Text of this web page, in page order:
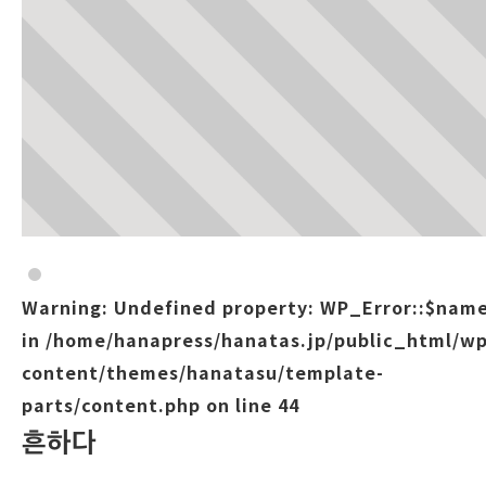
Warning: Undefined property:
in /home/hanapress/hanatas.jp/public_html/
content/themes/hanatasu/template-
parts/content.php on line 44
흔하다